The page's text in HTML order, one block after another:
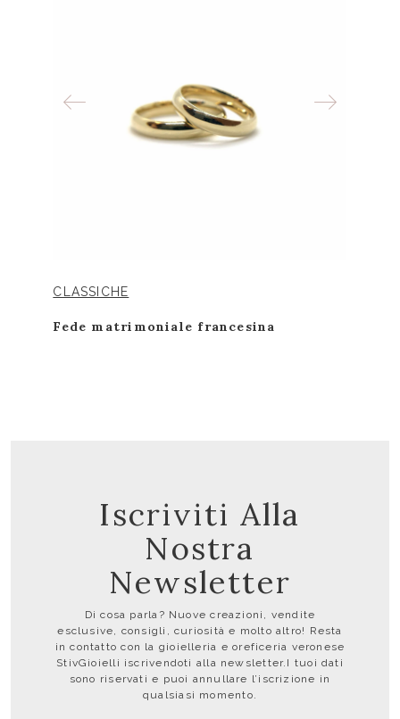
CLASSICHE
Fede matrimoniale francesina
Iscriviti Alla
Nostra
Newsletter
Di cosa parla? Nuove creazioni, vendite
esclusive, consigli, curiosità e molto altro! Resta
in contatto con la gioielleria e oreficeria veronese
StivGioielli iscrivendoti alla newsletter.I tuoi dati
sono riservati e puoi annullare l’iscrizione in
qualsiasi momento.